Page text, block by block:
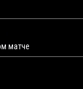
матче